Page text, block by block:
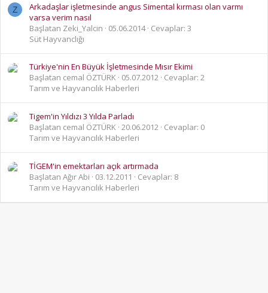
Z
Arkadaşlar işletmesinde angus Simental kırması olan varmı
varsa verim nasıl
Başlatan Zeki_Yalcin
05.06.2014 Cevaplar: 3
Süt Hayvanclığı
Türkiye'nin En Büyük İşletmesinde Mısır Ekimi
Başlatan cemal ÖZTÜRK 05.07.2012 Cevaplar: 2
Tarım ve Hayvancılık Haberleri
Tigem'in Yıldızı 3 Yılda Parladı
Başlatan cemal ÖZTÜRK 20.06.2012 Cevaplar: 0
Tarım ve Hayvancılık Haberleri
TİGEM'in emektarları açık artırmada
Başlatan Ağır Abi
03.12.2011
Cevaplar: 8
Tarım ve Hayvancılık Haberleri